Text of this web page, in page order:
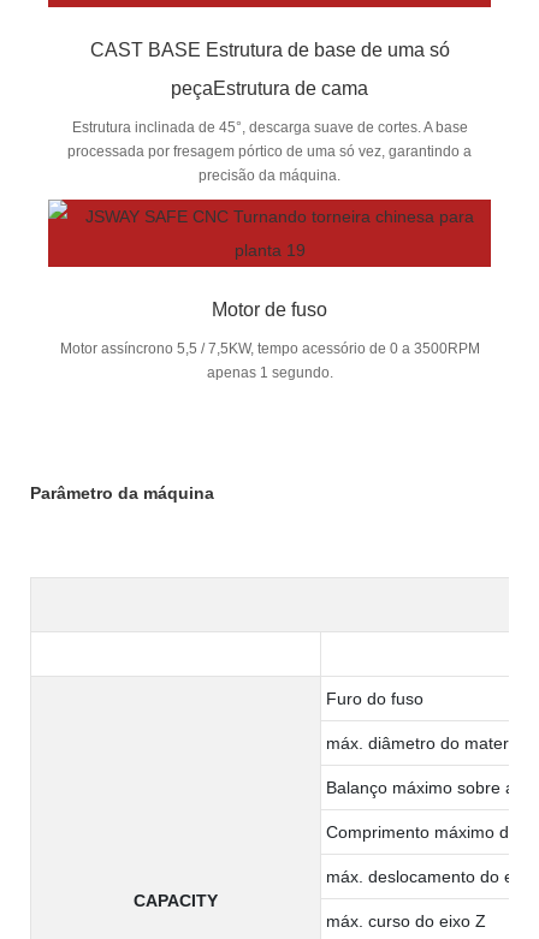
CAST BASE Estrutura de base de uma só
peçaEstrutura de cama
Estrutura inclinada de 45°, descarga suave de cortes. A base
processada por fresagem pórtico de uma só vez, garantindo a
precisão da máquina.
Motor de fuso
Motor assíncrono 5,5 / 7,5KW, tempo acessório de 0 a 3500RPM
apenas 1 segundo.
Parâmetro da máquina
CAPACITY
Furo do fuso
máx. diâmetro do material:
Balanço máximo sobre a
Comprimento máximo de
máx. deslocamento do eixo
máx. curso do eixo Z